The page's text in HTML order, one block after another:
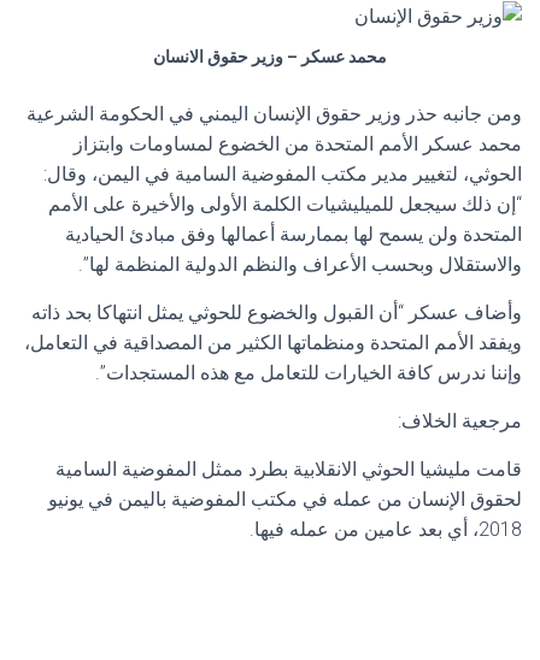
محمد عسكر – وزير حقوق الانسان
ومن جانبه حذر وزير حقوق الإنسان اليمني في الحكومة الشرعية
محمد عسكر الأمم المتحدة من الخضوع لمساومات وابتزاز
الحوثي، لتغيير مدير مكتب المفوضية السامية في اليمن، وقال:
“إن ذلك سيجعل للميليشيات الكلمة الأولى والأخيرة على الأمم
المتحدة ولن يسمح لها بممارسة أعمالها وفق مبادئ الحيادية
والاستقلال وبحسب الأعراف والنظم الدولية المنظمة لها”.
وأضاف عسكر “أن القبول والخضوع للحوثي يمثل انتهاكا بحد ذاته
ويفقد الأمم المتحدة ومنظماتها الكثير من المصداقية في التعامل،
وإننا ندرس كافة الخيارات للتعامل مع هذه المستجدات”.
مرجعية الخلاف:
قامت مليشيا الحوثي الانقلابية بطرد ممثل المفوضية السامية
لحقوق الإنسان من عمله في مكتب المفوضية باليمن في يونيو
2018، أي بعد عامين من عمله فيها.